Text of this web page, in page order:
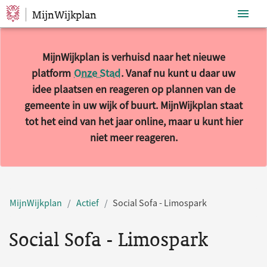
Sla navigatie over
MijnWijkplan
MijnWijkplan is verhuisd naar het nieuwe
platform Onze Stad. Vanaf nu kunt u daar uw
idee plaatsen en reageren op plannen van de
gemeente in uw wijk of buurt. MijnWijkplan staat
tot het eind van het jaar online, maar u kunt hier
niet meer reageren.
MijnWijkplan Actief Social Sofa - Limospark
Social Sofa - Limospark